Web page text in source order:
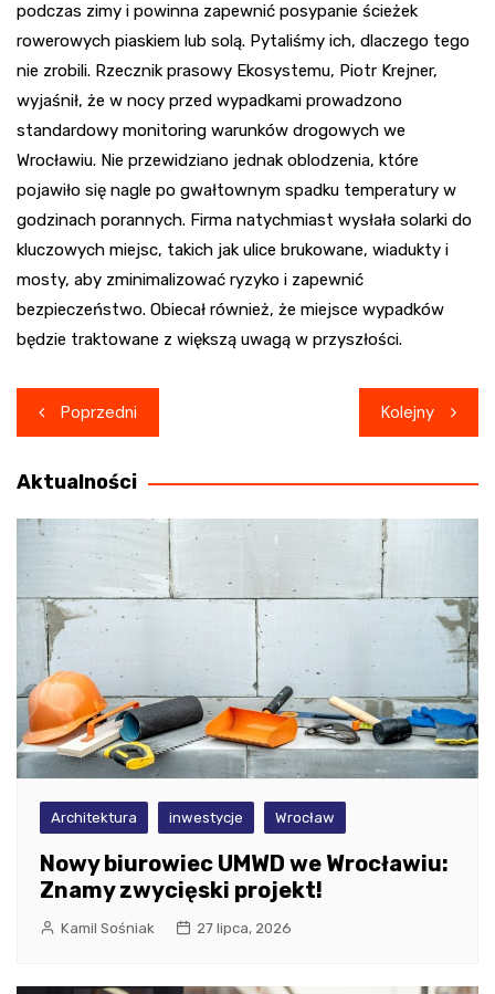
podczas zimy i powinna zapewnić posypanie ścieżek
rowerowych piaskiem lub solą. Pytaliśmy ich, dlaczego tego
nie zrobili. Rzecznik prasowy Ekosystemu, Piotr Krejner,
wyjaśnił, że w nocy przed wypadkami prowadzono
standardowy monitoring warunków drogowych we
Wrocławiu. Nie przewidziano jednak oblodzenia, które
pojawiło się nagle po gwałtownym spadku temperatury w
godzinach porannych. Firma natychmiast wysłała solarki do
kluczowych miejsc, takich jak ulice brukowane, wiadukty i
mosty, aby zminimalizować ryzyko i zapewnić
bezpieczeństwo. Obiecał również, że miejsce wypadków
będzie traktowane z większą uwagą w przyszłości.
Nawigacja
wpisu
Poprzedni Kolejny
Aktualności
Architektura inwestycje Wrocław
Nowy biurowiec UMWD we Wrocławiu:
Znamy zwycięski projekt!
Kamil Sośniak 27 lipca, 2026